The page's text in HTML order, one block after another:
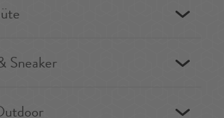
Sneaker